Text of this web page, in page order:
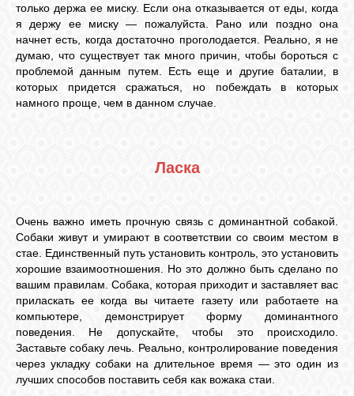
только держа ее миску. Если она отказывается от еды, когда
я держу ее миску — пожалуйста. Рано или поздно она
начнет есть, когда достаточно проголодается. Реально, я не
думаю, что существует так много причин, чтобы бороться с
проблемой данным путем. Есть еще и другие баталии, в
которых придется сражаться, но побеждать в которых
намного проще, чем в данном случае.
Ласка
Очень важно иметь прочную связь с доминантной собакой.
Собаки живут и умирают в соответствии со своим местом в
стае. Единственный путь установить контроль, это установить
хорошие взаимоотношения. Но это должно быть сделано по
вашим правилам. Собака, которая приходит и заставляет вас
приласкать ее когда вы читаете газету или работаете на
компьютере, демонстрирует форму доминантного
поведения. Не допускайте, чтобы это происходило.
Заставьте собаку лечь. Реально, контролирование поведения
через укладку собаки на длительное время — это один из
лучших способов поставить себя как вожака стаи.